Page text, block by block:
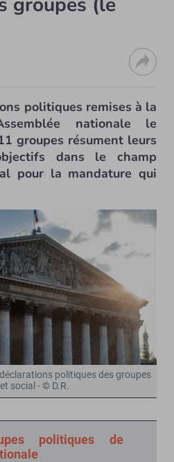
politiques remises à la
nationale le
groupes résument leurs
dans le champ
pour la mandature qui
politiques des groupes
social - © D.R.
politiques de